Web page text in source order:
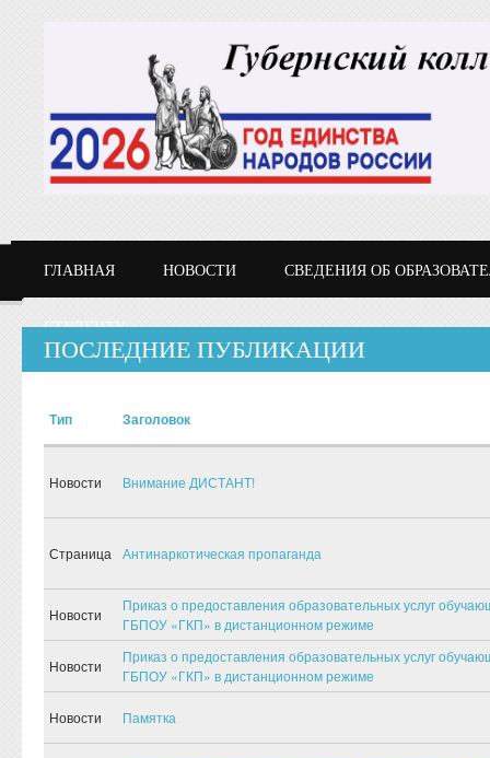
ГЛАВНАЯ НОВОСТИ СВЕДЕНИЯ ОБ
СТУДЕНТУ
ПОСЛЕДНИЕ ПУБЛИКАЦИИ
Тип Заголовок
Новости Внимание ДИСТАНТ!
Страница Антинаркотическая пропаганда
Новости
Приказ о предоставления образовательных услуг
ГБПОУ «ГКП» в дистанционном режиме
Новости
Приказ о предоставления образовательных услуг
ГБПОУ «ГКП» в дистанционном режиме
Новости Памятка